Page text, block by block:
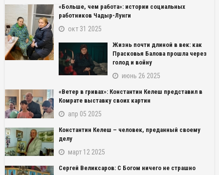
«Больше, чем работа»: истории социальных
работников Чадыр-Лунги
окт 31 2025
Жизнь почти длиной в век: как
Прасковья Балова прошла через
голод и войну
июнь 26 2025
«Ветер в гривах»: Константин Келеш представил в
Комрате выставку своих картин
апр 05 2025
Константин Келеш – человек, преданный своему
делу
март 12 2025
Сергей Великсаров: С Богом ничего не страшно